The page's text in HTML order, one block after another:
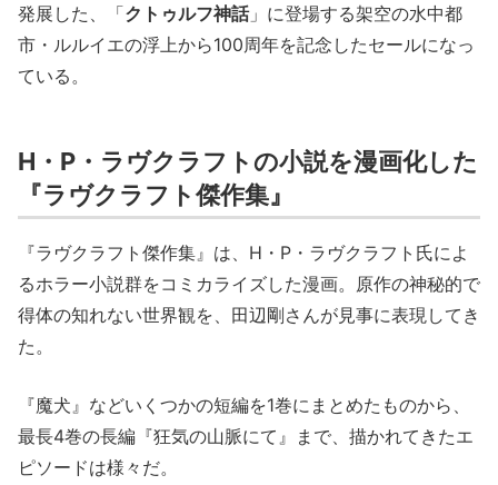
発展した、「クトゥルフ神話」に登場する架空の水中都
市・ルルイエの浮上から100周年を記念したセールになっ
ている。
H・P・ラヴクラフトの小説を漫画化した
『ラヴクラフト傑作集』
『ラヴクラフト傑作集』は、H・P・ラヴクラフト氏によ
るホラー小説群をコミカライズした漫画。原作の神秘的で
得体の知れない世界観を、田辺剛さんが見事に表現してき
た。
『魔犬』などいくつかの短編を1巻にまとめたものから、
最長4巻の長編『狂気の山脈にて』まで、描かれてきたエ
ピソードは様々だ。